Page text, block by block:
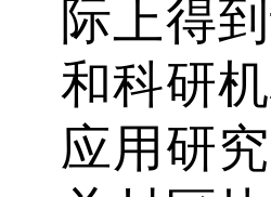
际上得
和科研
应用研